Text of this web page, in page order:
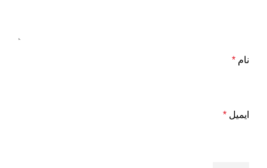
نام *
ایمیل *